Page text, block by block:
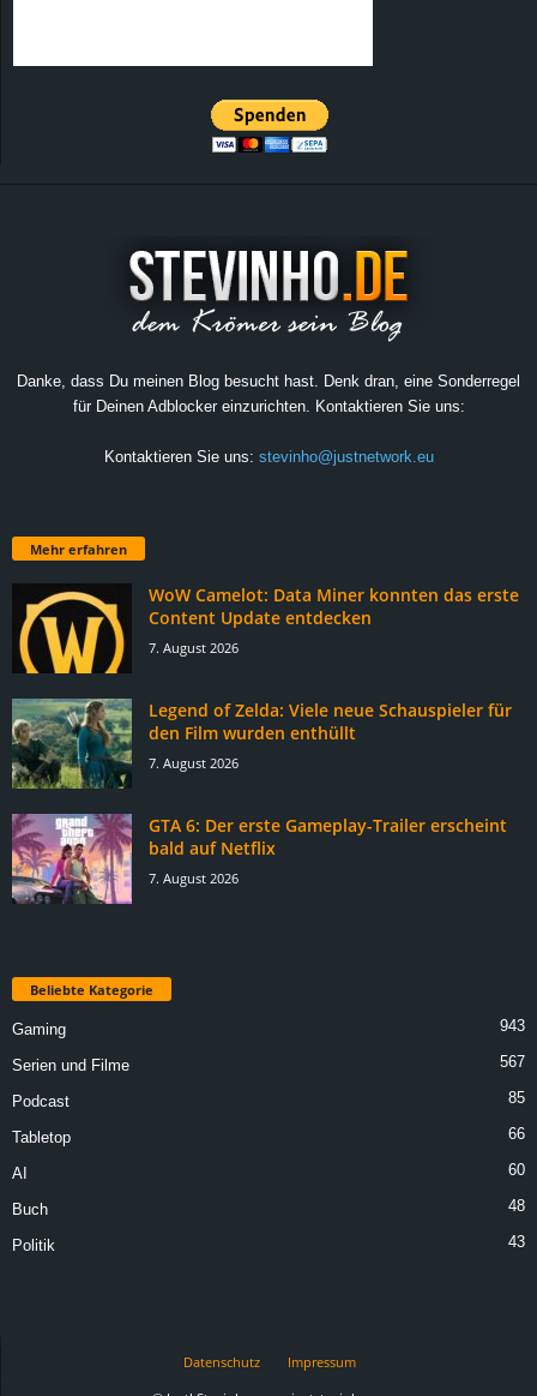
Danke, dass Du meinen Blog besucht hast. Denk dran, eine Sonderregel
für Deinen Adblocker einzurichten. Kontaktieren Sie uns:
Kontaktieren Sie uns: stevinho@justnetwork.eu
Mehr erfahren
WoW Camelot: Data Miner konnten das erste
Content Update entdecken
7. August 2026
Legend of Zelda: Viele neue Schauspieler für
den Film wurden enthüllt
7. August 2026
GTA 6: Der erste Gameplay-Trailer erscheint
bald auf Netflix
7. August 2026
Beliebte Kategorie
Gaming 943
Serien und Filme 567
Podcast 85
Tabletop 66
AI 60
Buch 48
Politik 43
Datenschutz
Impressum